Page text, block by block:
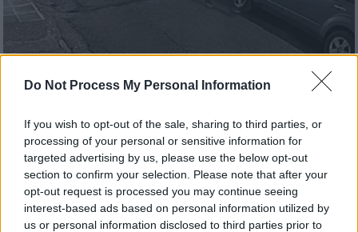
Do Not Process My Personal Information
If you wish to opt-out of the sale, sharing to third parties, or
processing of your personal or sensitive information for
targeted advertising by us, please use the below opt-out
section to confirm your selection. Please note that after your
opt-out request is processed you may continue seeing
interest-based ads based on personal information utilized by
us or personal information disclosed to third parties prior to
Ελλάδα|27.01.2025 10:07
Συνελήφθη ο επιδειξίας του
Περιστερίου - Πώς εντοπίστηκε
Παρενοχλούσε σεξουαλικά νεαρά κορίτσια